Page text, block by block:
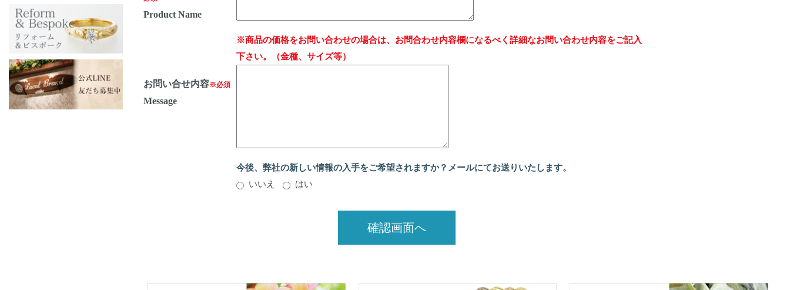
Product Name
お問い合せ内容※必須
Message
※商品の価格をお問い合わせの場合は、お問合わせ内容欄になるべく詳細なお問い合わせ内容をご記入
下さい。（金種、サイズ等）
今後、弊社の新しい情報の入手をご希望されますか？メールにてお送りいたします。
いいえ
はい
確認画面へ